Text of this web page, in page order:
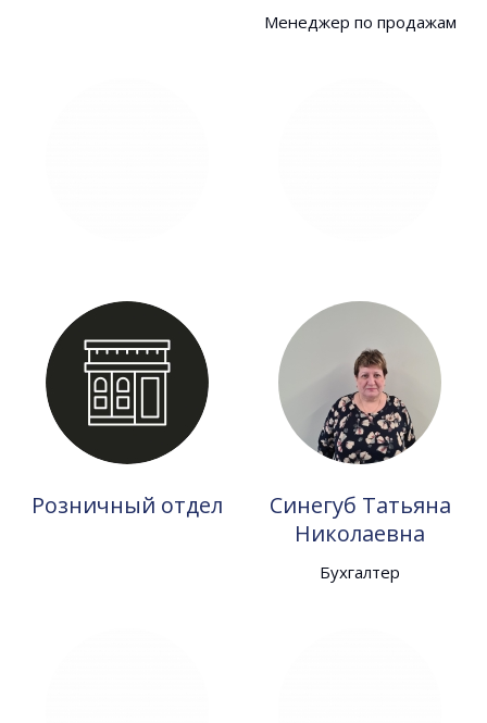
Менеджер по продажам
Розничный отдел
Синегуб Татьяна
Николаевна
Бухгалтер